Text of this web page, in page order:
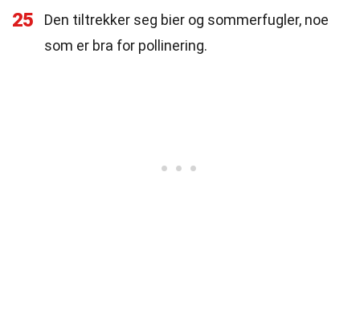
25
Den tiltrekker seg bier og sommerfugler, noe
som er bra for pollinering.